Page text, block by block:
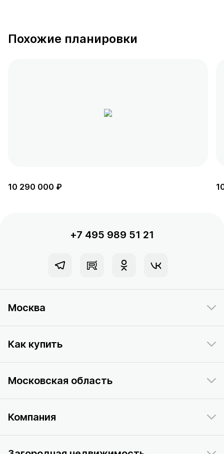
Похожие планировки
10 290 000 ₽
+7 495 989 51 21
Москва
Как купить
Московская область
Компания